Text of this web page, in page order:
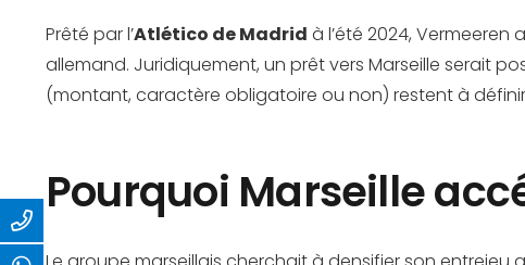
Prêté par l’Atlético de Madrid à l’été 2024,
allemand. Juridiquement, un prêt vers Marseille serait
(montant, caractère obligatoire ou non) restent à
Pourquoi Marseille